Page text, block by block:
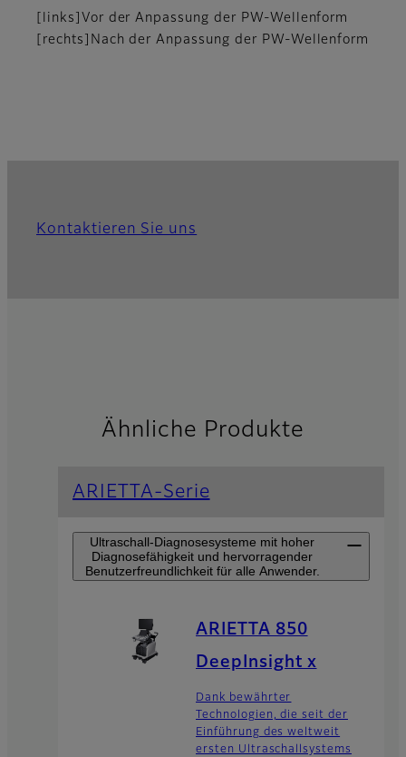
[links]Vor der Anpassung der PW-Wellenform
[rechts]Nach der Anpassung der PW-Wellenform
Kontaktieren Sie uns
Ähnliche Produkte
ARIETTA-Serie
Ultraschall-Diagnosesysteme mit hoher
Diagnosefähigkeit und hervorragender
Benutzerfreundlichkeit für alle Anwender.
ARIETTA 850
DeepInsight x
Dank bewährter
Technologien, die seit der
Einführung des weltweit
ersten Ultraschallsystems